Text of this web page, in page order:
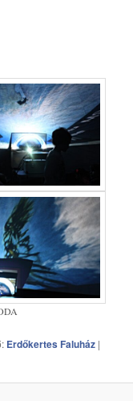
Erdőkertes Faluház |